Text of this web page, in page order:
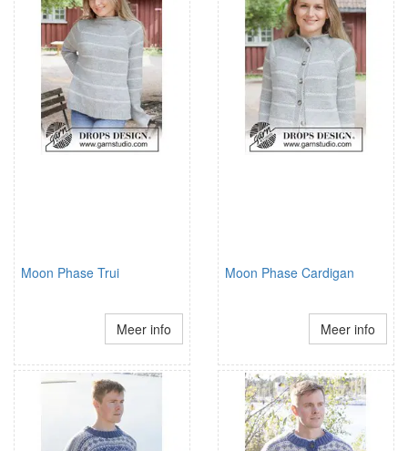
Moon Phase Trui
Meer info
Moon Phase Cardigan
Meer info